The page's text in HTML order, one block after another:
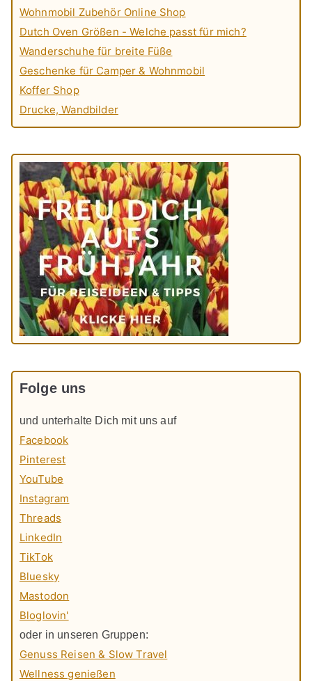
Wohnmobil Zubehör Online Shop
Dutch Oven Größen - Welche passt für mich?
Wanderschuhe für breite Füße
Geschenke für Camper & Wohnmobil
Koffer Shop
Drucke, Wandbilder
Folge uns
und unterhalte Dich mit uns auf
Facebook
Pinterest
YouTube
Instagram
Threads
LinkedIn
TikTok
Bluesky
Mastodon
Bloglovin'
oder in unseren Gruppen:
Genuss Reisen & Slow Travel
Wellness genießen